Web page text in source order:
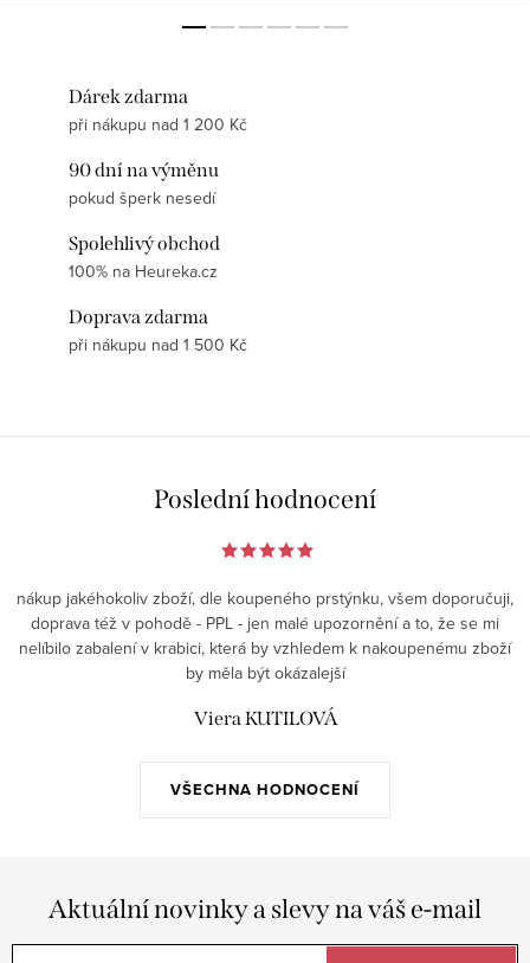
Dárek zdarma
při nákupu nad 1 200 Kč
90 dní na výměnu
pokud šperk nesedí
Spolehlivý obchod
100% na Heureka.cz
Doprava zdarma
při nákupu nad 1 500 Kč
Poslední hodnocení
VŠECHNA HODNOCENÍ
nákup jakéhokoliv zboží, dle koupeného prstýnku, všem doporučuji,
doprava též v pohodě - PPL - jen malé upozornění a to, že se mi
nelíbilo zabalení v krabici, která by vzhledem k nakoupenému zboží
by měla být okázalejší
Viera KUTILOVÁ
Aktuální novinky a slevy na váš e-mail